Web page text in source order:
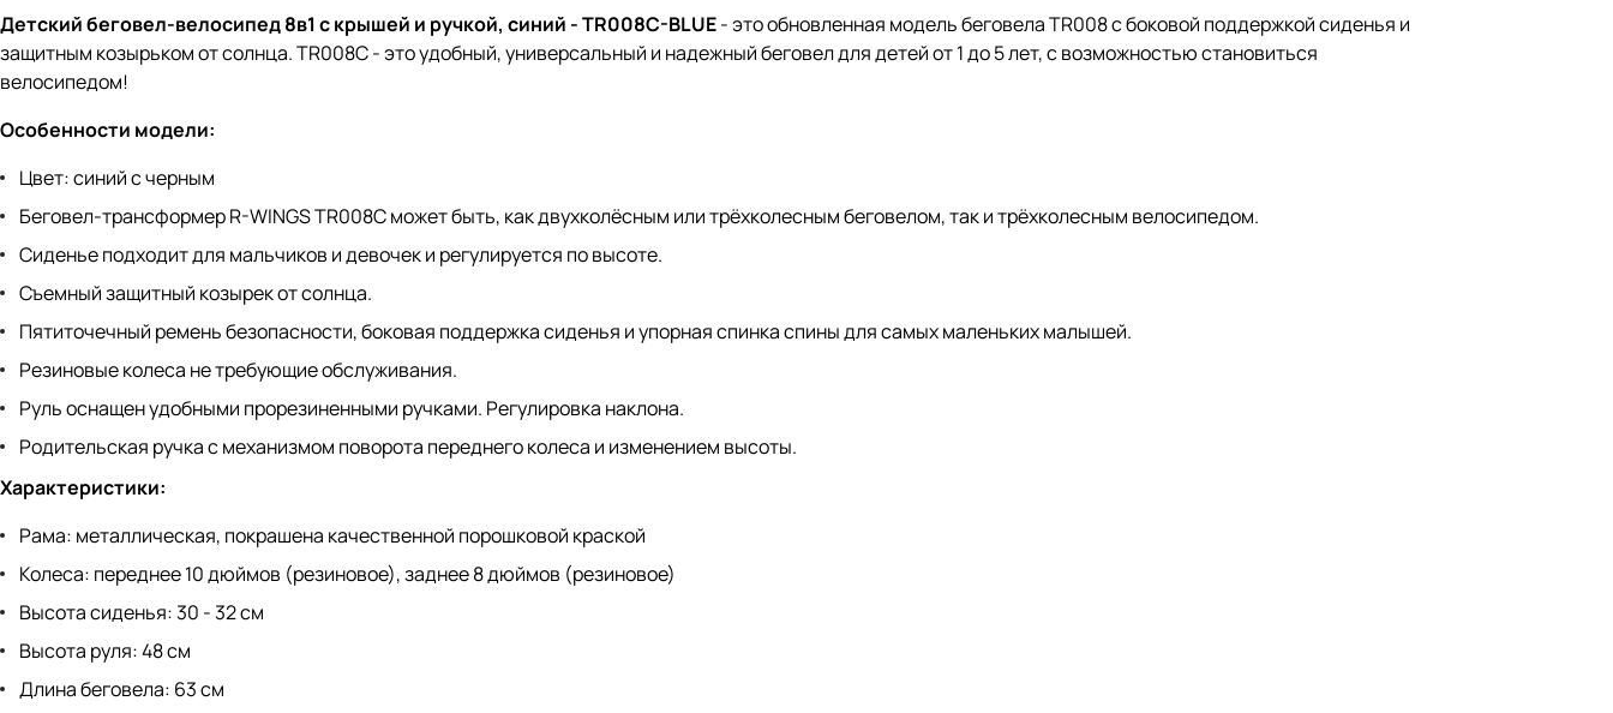
Детский беговел-велосипед 8в1 с крышей и ручкой, синий - TR008C-BLUE- это обновленная модель беговела TR008 с боковой поддержкой сиденья и
защитным козырьком от солнца. TR008C - это удобный, универсальный и надежный беговел для детей от 1 до 5 лет, с возможностью становиться
велосипедом!
Особенности модели:
Цвет: синий с черным
Беговел-трансформер R-WINGS TR008C может быть, как двухколёсным или трёхколесным беговелом, так и трёхколесным велосипедом.
Сиденье подходит для мальчиков и девочек и регулируется по высоте.
Съемный защитный козырек от солнца.
Пятиточечный ремень безопасности, боковая поддержка сиденья и упорная спинка спины для самых маленьких малышей.
Резиновые колеса не требующие обслуживания.
Руль оснащен удобными прорезиненными ручками. Регулировка наклона.
Родительская ручка с механизмом поворота переднего колеса и изменением высоты.
Характеристики:
Рама: металлическая, покрашена качественной порошковой краской
Колеса: переднее 10 дюймов (резиновое), заднее 8 дюймов (резиновое)
Высота сиденья: 30 - 32 см
Высота руля: 48 см
Длина беговела: 63 см